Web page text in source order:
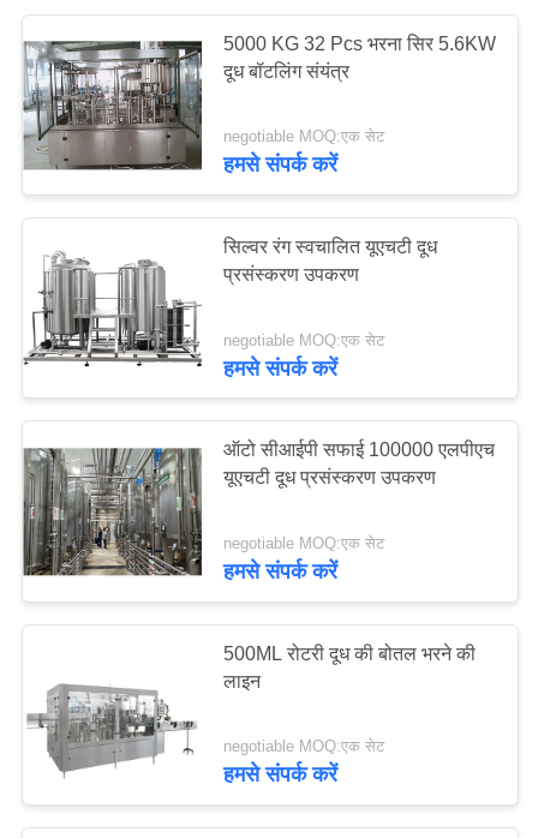
उद्धरण
की
विनती
करे
साइटमैप
PRIVACY
POLICY
5000 KG 32 Pcs भरना सिर 5.6KW
दूध बॉटलिंग संयंत्र
negotiable MOQ:एक सेट
हमसे संपर्क करें
सिल्वर रंग स्वचालित यूएचटी दूध
प्रसंस्करण उपकरण
negotiable MOQ:एक सेट
हमसे संपर्क करें
ऑटो सीआईपी सफाई 100000 एलपीएच
यूएचटी दूध प्रसंस्करण उपकरण
negotiable MOQ:एक सेट
हमसे संपर्क करें
500ML रोटरी दूध की बोतल भरने की
लाइन
negotiable MOQ:एक सेट
हमसे संपर्क करें